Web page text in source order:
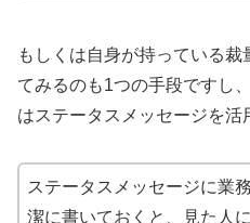
もしくは自身が持っている
てみるのも1つの手段ですし
はステータスメッセージを活
ステータスメッセージに業
潔に書いておくと、見た人